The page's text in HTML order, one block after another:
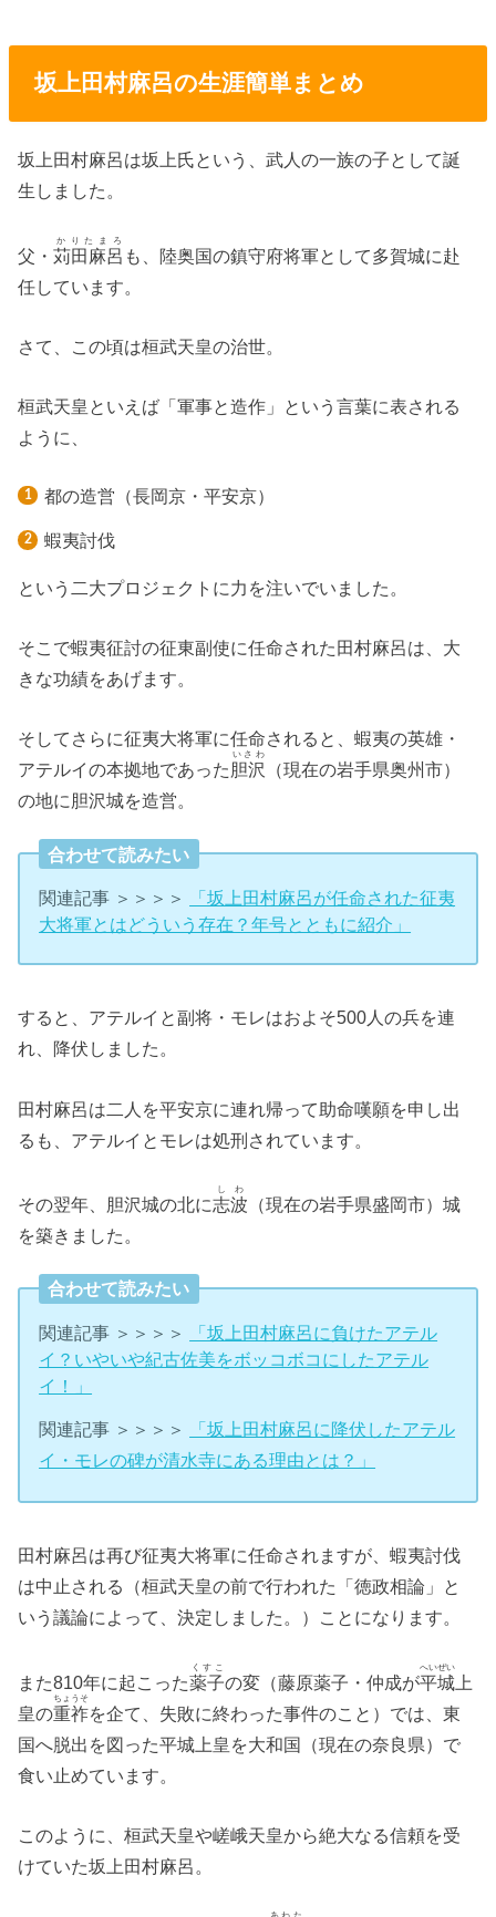
坂上田村麻呂の生涯簡単まとめ
坂上田村麻呂は坂上氏という、武人の一族の子として誕
生しました。
父・苅田麻呂
かりたまろ
も、陸奥国の鎮守府将軍として多賀城に赴
任しています。
さて、この頃は桓武天皇の治世。
桓武天皇といえば「軍事と造作」という言葉に表される
ように、
都の造営（長岡京・平安京）
蝦夷討伐
という二大プロジェクトに力を注いでいました。
そこで蝦夷征討の征東副使に任命された田村麻呂は、大
きな功績をあげます。
そしてさらに征夷大将軍に任命されると、蝦夷の英雄・
アテルイの本拠地であった 胆沢
いさわ
（現在の岩手県奥州市）
の地に胆沢城を造営。
合わせて読みたい
関連記事 ＞＞＞＞
「坂上田村麻呂が任命された征夷
大将軍とはどういう存在？年号とともに紹介」
すると、アテルイと副将・モレはおよそ500人の兵を連
れ、降伏しました。
田村麻呂は二人を平安京に連れ帰って助命嘆願を申し出
るも、アテルイとモレは処刑されています。
その翌年、胆沢城の北に志波
しわ
（現在の岩手県盛岡市）城
を築きました。
合わせて読みたい
関連記事 ＞＞＞＞
「坂上田村麻呂に負けたアテル
イ？いやいや紀古佐美をボッコボコにしたアテル
イ！」
関連記事 ＞＞＞＞
「坂上田村麻呂に降伏したアテル
イ・モレの碑が清水寺にある理由とは？」
田村麻呂は再び征夷大将軍に任命されますが、蝦夷討伐
は中止される（桓武天皇の前で行われた「徳政相論」と
いう議論によって、決定しました。）ことになります。
また810年に起こった薬子
くすこ
の変（藤原薬子・仲成が平城
へいぜい
上
皇の重祚
ちょうそ
を企て、失敗に終わった事件のこと）では、東
国へ脱出を図った平城上皇を大和国（現在の奈良県）で
食い止めています。
このように、桓武天皇や嵯峨天皇から絶大なる信頼を受
けていた坂上田村麻呂。